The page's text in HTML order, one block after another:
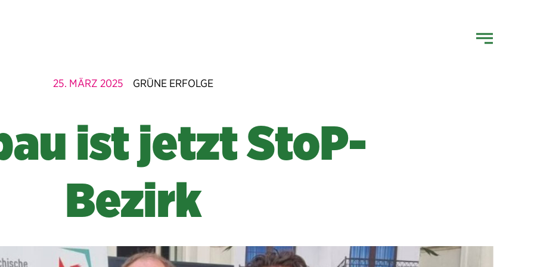
25. MÄRZ 2025 GRÜNE ERFOLGE
ist jetzt StoP-
Bezirk